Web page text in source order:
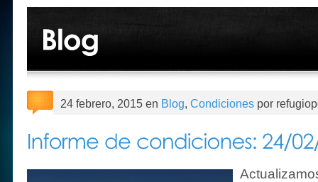
24 febrero, 2015 en Blog, Condiciones por